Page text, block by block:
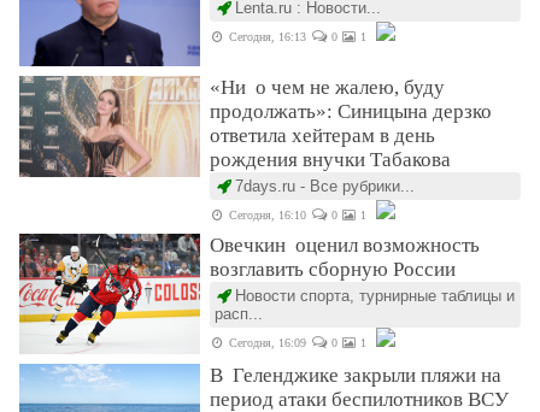
Lenta.ru : Новости...
Сегодня, 16:13 0 1
«Ни о чем не жалею, буду
продолжать»: Синицына дерзко
ответила хейтерам в день
рождения внучки Табакова
7days.ru - Все рубрики...
Сегодня, 16:10 0 1
Овечкин оценил возможность
возглавить сборную России
Новости спорта, турнирные таблицы и
расп...
Сегодня, 16:09 0 1
В Геленджике закрыли пляжи на
период атаки беспилотников ВСУ